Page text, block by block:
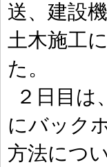
送、建設
土木施工
た。
２日目は
にバック
方法につ